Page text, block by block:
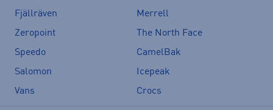
Fjällräven
Merrell
Zeropoint
The North Face
Speedo
CamelBak
Salomon
Icepeak
Vans
Crocs